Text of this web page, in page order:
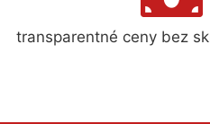
transparentné ceny bez